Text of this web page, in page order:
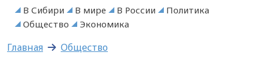
В Сибири В мире В России
Политика
Общество
Экономика
Главная Общество